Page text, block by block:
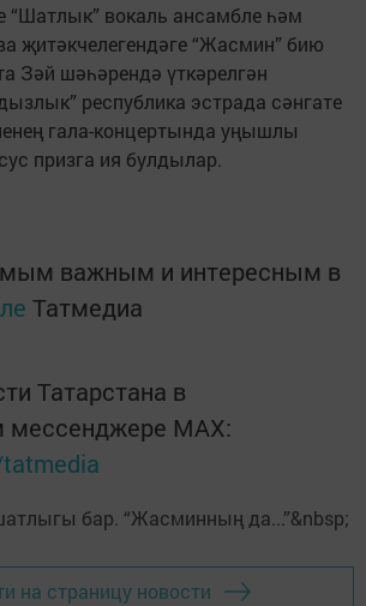
“Шатлык” вокаль ансамбле һәм
җитәкчелегендәге “Жасмин” бию
Зәй шәһәрендә үткәрелгән
республика эстрада сәнгате
гала-концертында уңышлы
призга ия булдылар.
важным и интересным в
Татмедиа
Татарстана в
мессенджере MАХ:
на страницу новости